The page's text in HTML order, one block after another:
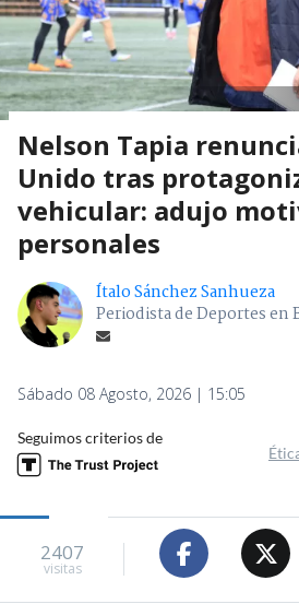
Nelson Tapia
Unido tras
vehicular: adujo
personales
Ítalo Sánchez Sanhueza
Periodista de Deportes en
Sábado 08 Agosto, 2026 | 15:05
Seguimos criterios de
2407
visitas